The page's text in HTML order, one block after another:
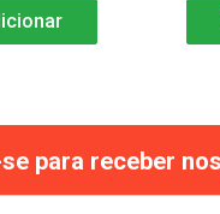
para receber